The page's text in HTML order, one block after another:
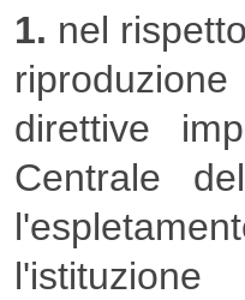
1. nel
direttive
Centrale